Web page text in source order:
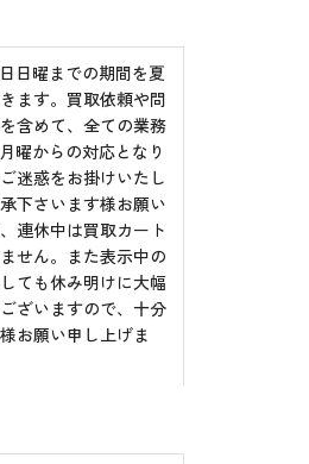
日曜までの期間を夏
ます。買取依頼や問
含めて、全ての業務
曜からの対応となり
迷惑をお掛けいたし
下さいます様お願い
連休中は買取カート
せん。また表示中の
ても休み明けに大幅
ざいますので、十分
お願い申し上げま